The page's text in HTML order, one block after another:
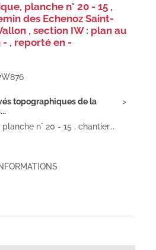
planche n° 20 - 15 ,
des Echenoz Saint-
, section IW : plan au
, reporté en -
topographiques de la
n° 20 - 15 , chantier...